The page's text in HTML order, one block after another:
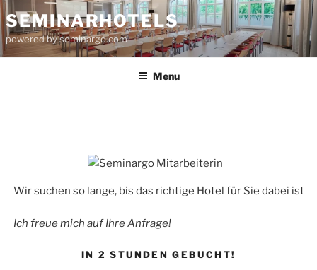
Skip
to
content
SEMINARHOTELS
powered by seminargo.com
Menu
Wir suchen so lange, bis das richtige Hotel für Sie dabei ist
Ich freue mich auf Ihre Anfrage!
IN 2 STUNDEN GEBUCHT!